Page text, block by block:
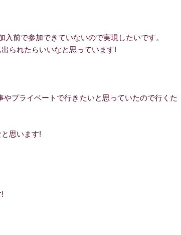
前で参加できていないので実現したいです。
られたらいいなと思っています!
プライベートで行きたいと思っていたので行くた
思います!